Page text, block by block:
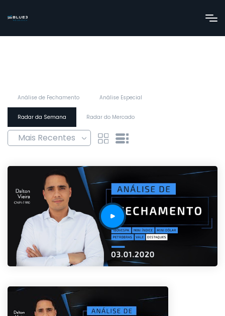
Análise de Fechamento Análise Especial
Radar da Semana Radar do Mercado